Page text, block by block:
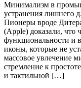
Минимализм в
устранения лишнего
Пионеры вроде
(Apple) доказали, что
функциональности и
иконы, которые не
массовое увлечение
стремление к
и тактильной […]